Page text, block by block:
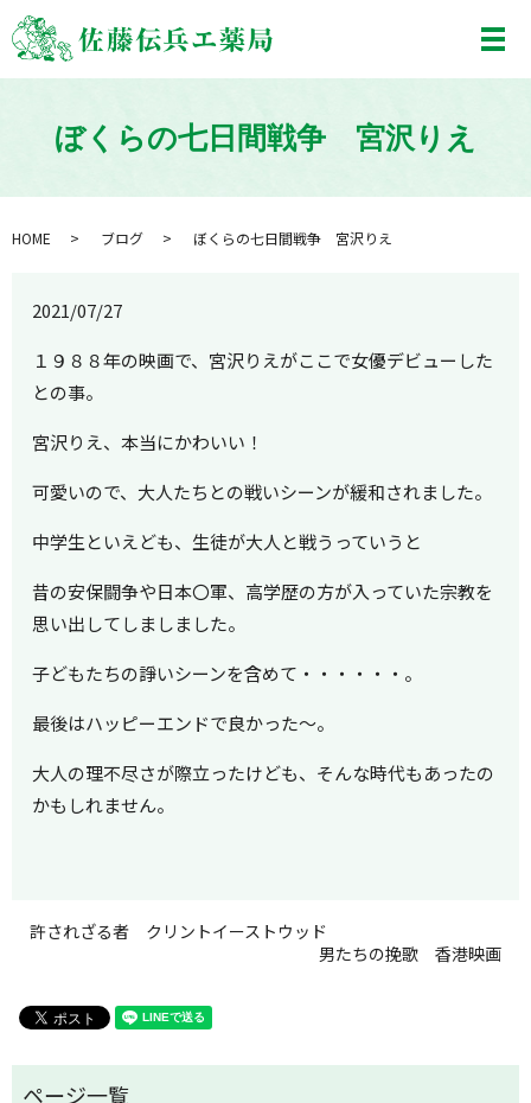
メ
ぼくらの七日間戦争 宮沢りえ
HOME ブログ ぼくらの七日間戦争 宮沢りえ
2021/07/27
１９８８年の映画で、宮沢りえがここで女優デビューした
との事。
宮沢りえ、本当にかわいい！
可愛いので、大人たちとの戦いシーンが緩和されました。
中学生といえども、生徒が大人と戦うっていうと
昔の安保闘争や日本〇軍、高学歴の方が入っていた宗教を
思い出してしましました。
子どもたちの諍いシーンを含めて・・・・・・。
最後はハッピーエンドで良かった～。
大人の理不尽さが際立ったけども、そんな時代もあったの
かもしれません。
許されざる者 クリントイーストウッド
男たちの挽歌 香港映画